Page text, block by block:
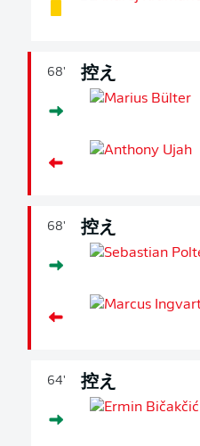
68' 控え
68' 控え
64' 控え